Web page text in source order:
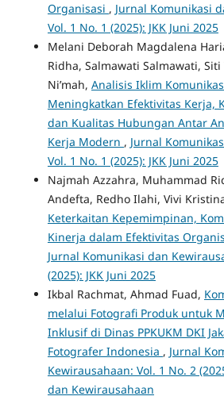
Organisasi , Jurnal Komunikasi
Vol. 1 No. 1 (2025): JKK Juni 2025
Melani Deborah Magdalena
Ridha, Salmawati Salmawati,
Ni’mah, Analisis Iklim
Meningkatkan Efektivitas Kerja,
dan Kualitas Hubungan Antar
Kerja Modern , Jurnal
Vol. 1 No. 1 (2025): JKK Juni 2025
Najmah Azzahra, Muhammad
Andefta, Redho Ilahi, Vivi
Keterkaitan Kepemimpinan,
Kinerja dalam Efektivitas
Jurnal Komunikasi dan
(2025): JKK Juni 2025
Ikbal Rachmat, Ahmad Fuad,
melalui Fotografi Produk untuk
Inklusif di Dinas PPKUKM DKI
Fotografer Indonesia , Jurnal
Kewirausahaan: Vol. 1 No. 2
dan Kewirausahaan